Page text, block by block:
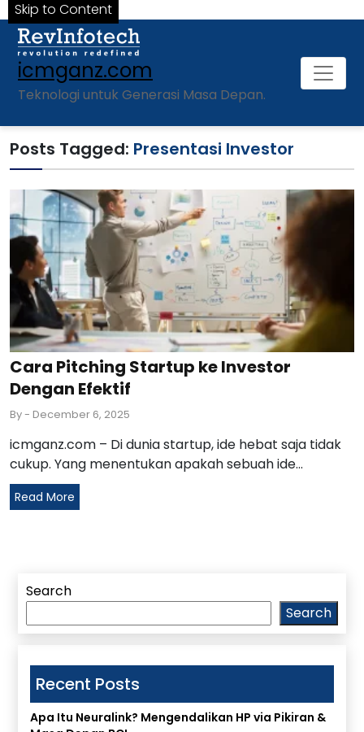
Skip to Content
icmganz.com
Teknologi untuk Generasi Masa Depan.
Posts Tagged: Presentasi Investor
Cara Pitching Startup ke Investor
Dengan Efektif
By- December 6, 2025
icmganz.com – Di dunia startup, ide hebat saja tidak
cukup. Yang menentukan apakah sebuah ide...
Read More
Search
Search
Recent Posts
Apa Itu Neuralink? Mengendalikan HP via Pikiran &